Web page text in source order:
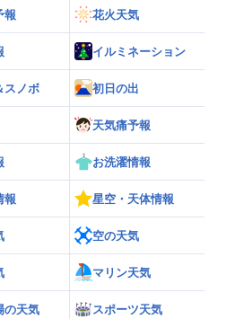
の雨雲レーダー
報 花火天気
イルミネーション
スノボ 初日の出
天気痛予報
お洗濯情報
報 星空・天体情報
空の天気
マリン天気
の天気 スポーツ天気